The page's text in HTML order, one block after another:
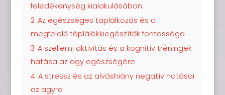
feledékenység kialakulásában
2 Az egészséges táplálkozás és a
megfelelő táplálékkiegészítők fontossága
3 A szellemi aktivitás és a kognitív tréningek
hatása az agy egészségére
4 A stressz és az alváshiány negatív hatásai
az agyra